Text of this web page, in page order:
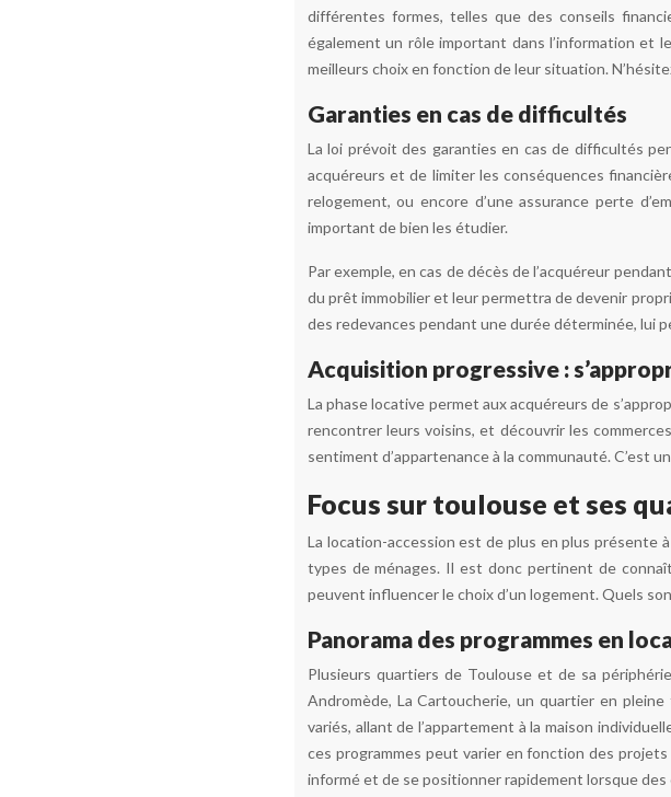
différentes formes, telles que des conseils
également un rôle important dans l’information et
meilleurs choix en fonction de leur situation.
Garanties en cas de difficultés
La loi prévoit des garanties en cas de difficultés
acquéreurs et de limiter les conséquences
relogement, ou encore d’une assurance perte
important de bien les étudier.
Par exemple, en cas de décès de l’acquéreur
du prêt immobilier et leur permettra de devenir
des redevances pendant une durée déterminée, lui
Acquisition progressive :
La phase locative permet aux acquéreurs de
rencontrer leurs voisins, et découvrir les
sentiment d’appartenance à la communauté.
Focus sur toulouse et ses
La location-accession est de plus en plus présente
types de ménages. Il est donc pertinent de
peuvent influencer le choix d’un logement. Quels
Panorama des programmes en
Plusieurs quartiers de Toulouse et de sa
Andromède, La Cartoucherie, un quartier en
variés, allant de l’appartement à la maison
ces programmes peut varier en fonction des
informé et de se positionner rapidement lorsque